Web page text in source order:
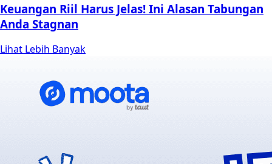
Keuangan Riil Harus Jelas! Ini Alasan Tabungan
Anda Stagnan
Lihat Lebih Banyak